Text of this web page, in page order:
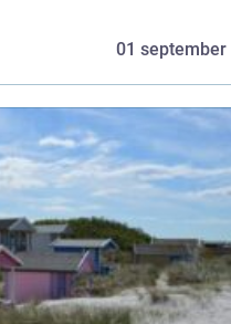
01 september